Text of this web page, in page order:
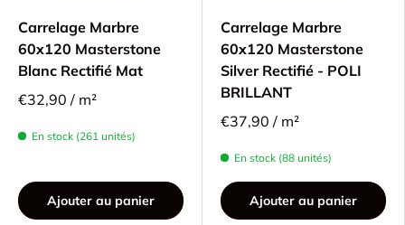
Carrelage Marbre
60x120 Masterstone
Blanc Rectifié Mat
€32,90 / m²
En stock (261 unités)
Ajouter au panier
Carrelage Marbre
60x120 Masterstone
Silver Rectifié - POLI
BRILLANT
€37,90 / m²
En stock (88 unités)
Ajouter au panier